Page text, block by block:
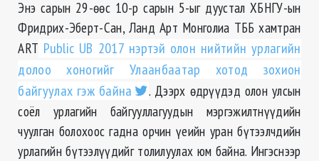
Энэ сарын 29-өөс 10-р сарын 5-ыг дуустал XБНГУ-ын
Фридрих-Эберт-Сан, Ланд Арт Монголиа ТББ хамтран
ART Public UB 2017 нэртэй олон нийтийн урлагийн
долоо хоногийг Улаанбаатар хотод зохион
байгуулах гэж байна
. Дээрх өдрүүдэд олон улсын
соёл урлагийн байгууллагуудын мэргэжилтнүүдийн
чуулган болохоос гадна орчин үеийн уран бүтээлчдийн
урлагийн бүтээлүүдийг толилуулах юм байна. Ингэснээр